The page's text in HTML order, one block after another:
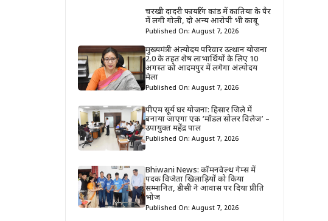
चरखी दादरी फायरिंग कांड में कातिया के पैर
में लगी गोली, दो अन्य आरोपी भी काबू
Published On: August 7, 2026
मुख्यमंत्री अंत्योदय परिवार उत्थान योजना
2.0 के तहत शेष लाभार्थियों के लिए 10
अगस्त को आदमपुर में लगेगा अंत्योदय
मेला
Published On: August 7, 2026
पीएम सूर्य घर योजना: हिसार जिले में
बनाया जाएगा एक ‘मॉडल सोलर विलेज’ –
उपायुक्त महेंद्र पाल
Published On: August 7, 2026
Bhiwani News: कॉमनवेल्थ गेम्स में
पदक विजेता खिलाड़ियों को किया
सम्मानित, डीसी ने आवास पर दिया प्रीति
भोज
Published On: August 7, 2026